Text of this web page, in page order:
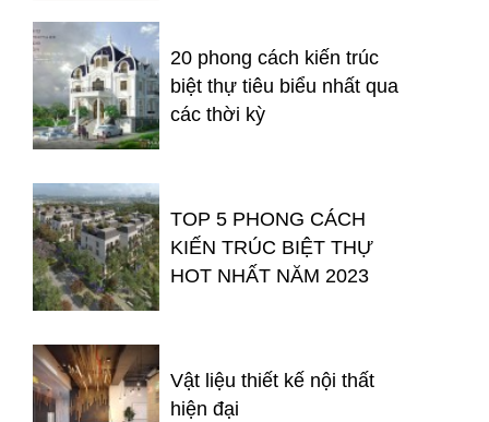
20 phong cách kiến trúc
biệt thự tiêu biểu nhất qua
các thời kỳ
TOP 5 PHONG CÁCH
KIẾN TRÚC BIỆT THỰ
HOT NHẤT NĂM 2023
Vật liệu thiết kế nội thất
hiện đại